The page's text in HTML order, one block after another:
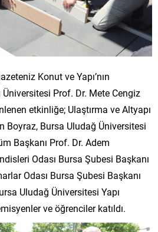
Konut ve Yapı’nın
Prof. Dr. Mete Cengiz
etkinliğe; Ulaştırma ve Altyapı
Boyraz, Bursa Uludağ Üniversitesi
Başkanı Prof. Dr. Adem
Odası Bursa Şubesi Başkanı
Odası Bursa Şubesi Başkanı
Uludağ Üniversitesi Yapı
ve öğrenciler katıldı.